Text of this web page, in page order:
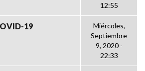
12:55
19
Miércoles,
Septiembre
9, 2020 -
22:33